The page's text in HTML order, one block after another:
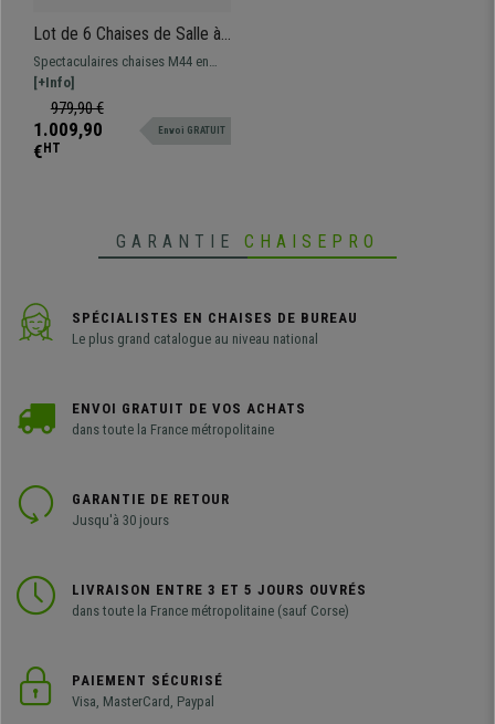
Lot de 6 Chaises de Salle à
Manger ou jardin M44, Bois
et Rotin Couleur Naturel
(Coussins Inclus)
Spectaculaires chaises M44 en
rotin natural, structure et pieds en
bois massif. Très élégantes et
résistantes à un prix très
compétitif!
[+Info]
979,90 €
1.009,90
€ HT
Envoi GRATUIT
GARANTIE CHAISEPRO
SPÉCIALISTES EN CHAISES DE BUREAU
Le plus grand catalogue au niveau national
ENVOI GRATUIT DE VOS ACHATS
dans toute la France métropolitaine
GARANTIE DE RETOUR
Jusqu'à 30 jours
LIVRAISON ENTRE 3 ET 5 JOURS OUVRÉS
dans toute la France métropolitaine (sauf Corse)
PAIEMENT SÉCURISÉ
Visa, MasterCard, Paypal